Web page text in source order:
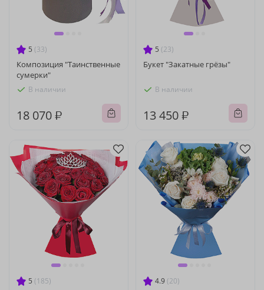
5 (33)
Композиция "Таинственные
сумерки"
В наличии
18 070 ₽
5 (23)
Букет "Закатные грёзы"
В наличии
13 450 ₽
5 (185) 4.9 (20)